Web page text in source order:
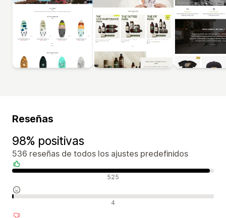
Reseñas
98% positivas
536 reseñas de todos los ajustes predefinidos
Reseñas positivas 525
Reseñas neutras 4